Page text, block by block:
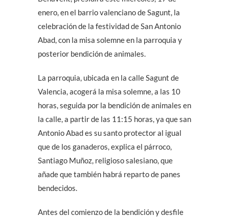
enero, en el barrio valenciano de Sagunt, la
celebración de la festividad de San Antonio
Abad, con la misa solemne en la parroquia y
posterior bendición de animales.
La parroquia, ubicada en la calle Sagunt de
Valencia, acogerá la misa solemne, a las 10
horas, seguida por la bendición de animales en
la calle, a partir de las 11:15 horas, ya que san
Antonio Abad es su santo protector al igual
que de los ganaderos, explica el párroco,
Santiago Muñoz, religioso salesiano, que
añade que también habrá reparto de panes
bendecidos.
Antes del comienzo de la bendición y desfile